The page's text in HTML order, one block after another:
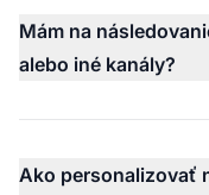
Mám na
alebo iné kanály?
Ako personalizovať